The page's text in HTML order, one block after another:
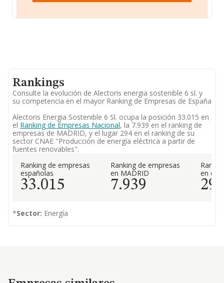
Rankings
Consulte la evolución de Alectoris energia sostenible 6 sl. y
su competencia en el mayor Ranking de Empresas de España
Alectoris Energia Sostenible 6 Sl. ocupa la posición 33.015 en
el Ranking de Empresas Nacional, la 7.939 en el ranking de
empresas de MADRID, y el lugar 294 en el ranking de su
sector CNAE "Producción de energía eléctrica a partir de
fuentes renovables".
Ranking de empresas
españolas
33.015
Ranking de empresas
en MADRID
7.939
en el
294
*Sector: Energía
Empresas similares